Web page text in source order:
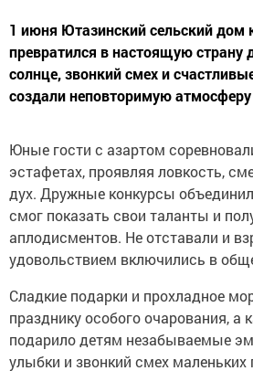
1 июня Ютазинский сельский дом
превратился в настоящую страну
солнце, звонкий смех и
создали неповторимую
Юные гости с азартом
эстафетах, проявляя ловкость,
дух. Дружные конкурсы
смог показать свои таланты и
аплодисментов. Не отставали и
удовольствием включились в
Сладкие подарки и прохладное
празднику особого очарования, а
подарило детям незабываемые
улыбки и звонкий смех маленьких